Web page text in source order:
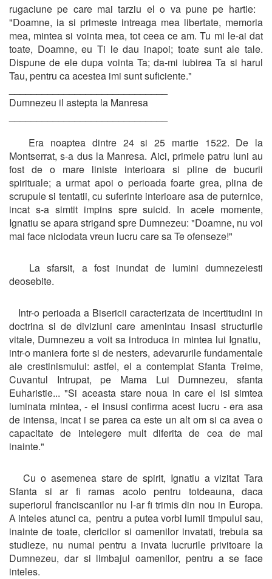
rugaciune pe care mai tarziu el o va pune pe hartie:
"Doamne, ia si primeste intreaga mea libertate, memoria
mea, mintea si vointa mea, tot ceea ce am. Tu mi le-ai dat
toate, Doamne, eu Ti le dau inapoi; toate sunt ale tale.
Dispune de ele dupa vointa Ta; da-mi iubirea Ta si harul
Tau, pentru ca acestea imi sunt suficiente."
Dumnezeu il astepta la Manresa
Era noaptea dintre 24 si 25 martie 1522. De la
Montserrat, s-a dus la Manresa. Aici, primele patru luni au
fost de o mare liniste interioara si pline de bucurii
spirituale; a urmat apoi o perioada foarte grea, plina de
scrupule si tentatii, cu suferinte interioare asa de puternice,
incat s-a simtit impins spre suicid. In acele momente,
Ignatiu se apara strigand spre Dumnezeu: "Doamne, nu voi
mai face niciodata vreun lucru care sa Te ofenseze!"
La sfarsit, a fost inundat de lumini dumnezeiesti
deosebite.
Intr-o perioada a Bisericii caracterizata de incertitudini in
doctrina si de diviziuni care amenintau insasi structurile
vitale, Dumnezeu a voit sa introduca in mintea lui Ignatiu,
intr-o maniera forte si de nesters, adevarurile fundamentale
ale crestinismului: astfel, el a contemplat Sfanta Treime,
Cuvantul Intrupat, pe Mama Lui Dumnezeu, sfanta
Euharistie... "Si aceasta stare noua in care el isi simtea
luminata mintea, - el insusi confirma acest lucru - era asa
de intensa, incat i se parea ca este un alt om si ca avea o
capacitate de intelegere mult diferita de cea de mai
inainte."
Cu o asemenea stare de spirit, Ignatiu a vizitat Tara
Sfanta si ar fi ramas acolo pentru totdeauna, daca
superiorul franciscanilor nu l-ar fi trimis din nou in Europa.
A inteles atunci ca, pentru a putea vorbi lumii timpului sau,
inainte de toate, clericilor si oamenilor invatati, trebuia sa
studieze, nu numai pentru a invata lucrurile privitoare la
Dumnezeu, dar si limbajul oamenilor, pentru a se face
inteles.